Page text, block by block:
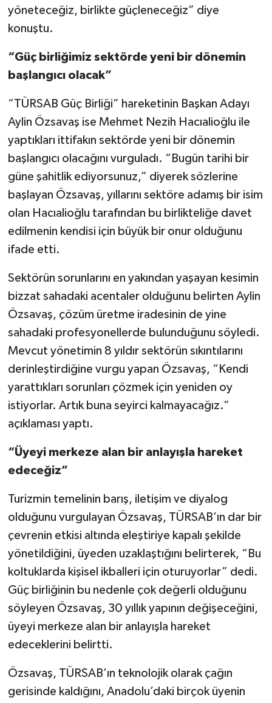
yöneteceğiz, birlikte güçleneceğiz” diye
konuştu.
“Güç birliğimiz sektörde yeni bir dönemin
başlangıcı olacak”
“TÜRSAB Güç Birliği” hareketinin Başkan Adayı
Aylin Özsavaş ise Mehmet Nezih Hacıalioğlu ile
yaptıkları ittifakın sektörde yeni bir dönemin
başlangıcı olacağını vurguladı. “Bugün tarihi bir
güne şahitlik ediyorsunuz,” diyerek sözlerine
başlayan Özsavaş, yıllarını sektöre adamış bir isim
olan Hacıalioğlu tarafından bu birlikteliğe davet
edilmenin kendisi için büyük bir onur olduğunu
ifade etti.
Sektörün sorunlarını en yakından yaşayan kesimin
bizzat sahadaki acentaler olduğunu belirten Aylin
Özsavaş, çözüm üretme iradesinin de yine
sahadaki profesyonellerde bulunduğunu söyledi.
Mevcut yönetimin 8 yıldır sektörün sıkıntılarını
derinleştirdiğine vurgu yapan Özsavaş, “Kendi
yarattıkları sorunları çözmek için yeniden oy
istiyorlar. Artık buna seyirci kalmayacağız.”
açıklaması yaptı.
“Üyeyi merkeze alan bir anlayışla hareket
edeceğiz”
Turizmin temelinin barış, iletişim ve diyalog
olduğunu vurgulayan Özsavaş, TÜRSAB’ın dar bir
çevrenin etkisi altında eleştiriye kapalı şekilde
yönetildiğini, üyeden uzaklaştığını belirterek, “Bu
koltuklarda kişisel ikballeri için oturuyorlar” dedi.
Güç birliğinin bu nedenle çok değerli olduğunu
söyleyen Özsavaş, 30 yıllık yapının değişeceğini,
üyeyi merkeze alan bir anlayışla hareket
edeceklerini belirtti.
Özsavaş, TÜRSAB’ın teknolojik olarak çağın
gerisinde kaldığını, Anadolu’daki birçok üyenin